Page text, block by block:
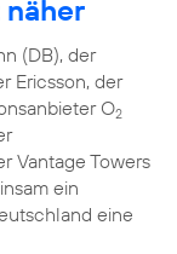
(DB), der
Ericsson, der
O2
Vantage Towers
ein
eine